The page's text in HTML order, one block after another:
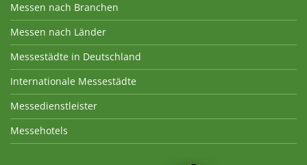
Messen nach Branchen
Messen nach Länder
Messestädte in Deutschland
Internationale Messestädte
Messedienstleister
Messehotels